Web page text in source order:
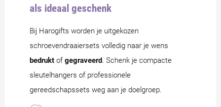
als ideaal geschenk
Bij Harogifts worden je uitgekozen
schroevendraaiersets volledig naar je wens
bedrukt of gegraveerd. Schenk je compacte
sleutelhangers of professionele
gereedschapssets weg aan je doelgroep.